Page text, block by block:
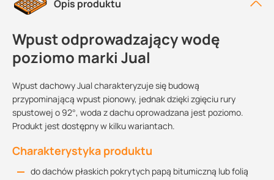
Opis produktu
Wpust odprowadzający wodę
poziomo marki Jual
Wpust dachowy Jual charakteryzuje się budową
przypominającą wpust pionowy, jednak dzięki zgięciu rury
spustowej o 92°, woda z dachu oprowadzana jest poziomo.
Produkt jest dostępny w kilku wariantach.
Charakterystyka produktu
do dachów płaskich pokrytych papą bitumiczną lub folią